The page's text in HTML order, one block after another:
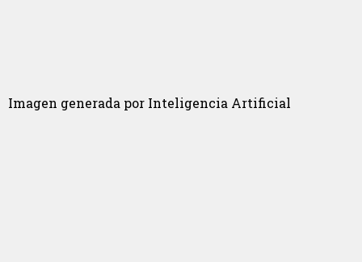
Imagen generada por Inteligencia Artificial